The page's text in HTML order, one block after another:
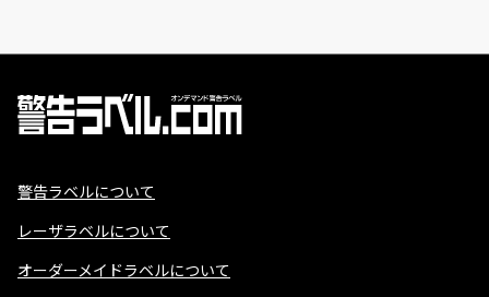
警告ラベルについて
レーザラベルについて
オーダーメイドラベルについて